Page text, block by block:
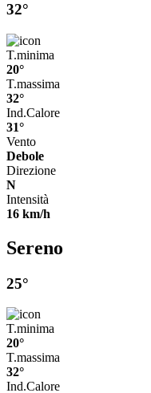
32°
T.minima
20°
T.massima
32°
Ind.Calore
31°
Vento
Debole
Direzione
N
Intensità
16 km/h
Sereno
25°
T.minima
20°
T.massima
32°
Ind.Calore